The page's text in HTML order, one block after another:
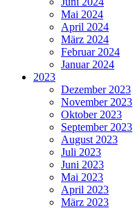
Mai 2024
April 2024
März 2024
Februar 2024
Januar 2024
2023
Dezember 2023
November 2023
Oktober 2023
September 2023
August 2023
Juli 2023
Juni 2023
Mai 2023
April 2023
März 2023